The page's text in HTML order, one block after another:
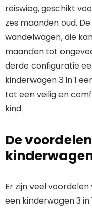
reiswieg, geschikt
zes maanden oud.
wandelwagen, die
maanden tot
derde configuratie
kinderwagen 3 in 1
tot een veilig en
kind.
De
kinderwagen
Er zijn veel
een kinderwagen 3 in